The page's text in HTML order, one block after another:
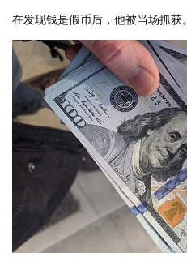
在发现钱是假币后，他被当场抓获。